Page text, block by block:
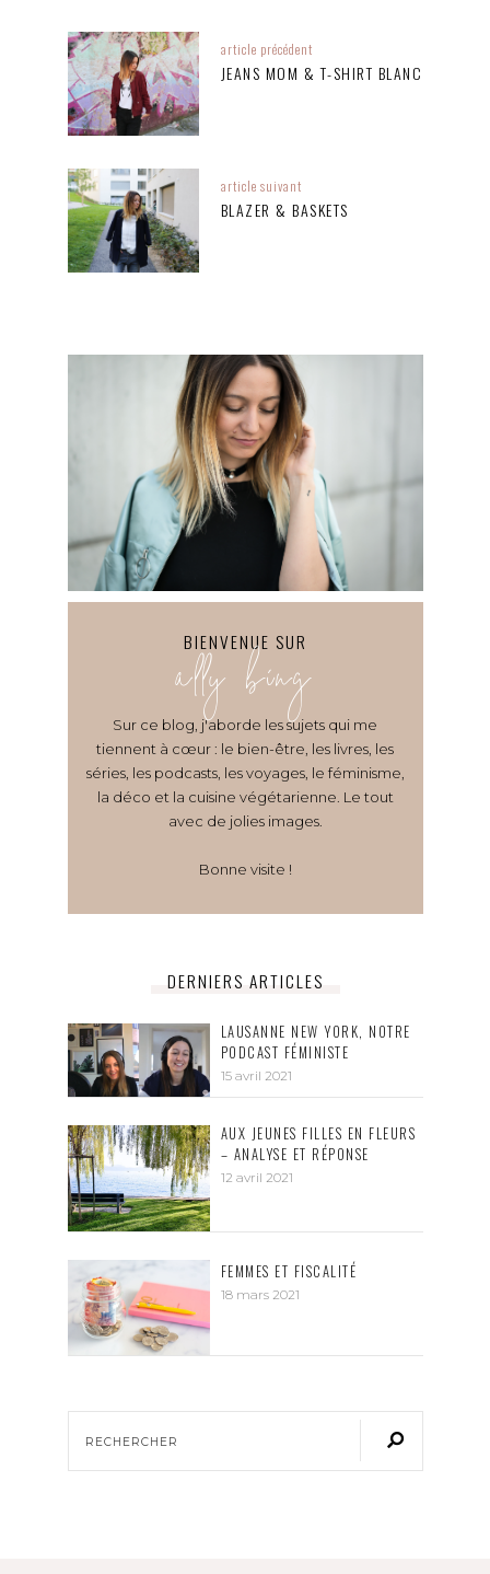
article précédent
JEANS MOM & T-SHIRT BLANC
article suivant
BLAZER & BASKETS
BIENVENUE SUR
ally bing
Sur ce blog, j'aborde les sujets qui me
tiennent à cœur : le bien-être, les livres, les
séries, les podcasts, les voyages, le féminisme,
la déco et la cuisine végétarienne. Le tout
avec de jolies images.
Bonne visite !
DERNIERS ARTICLES
LAUSANNE NEW YORK, NOTRE
PODCAST FÉMINISTE
15 avril 2021
AUX JEUNES FILLES EN FLEURS
– ANALYSE ET RÉPONSE
12 avril 2021
FEMMES ET FISCALITÉ
18 mars 2021